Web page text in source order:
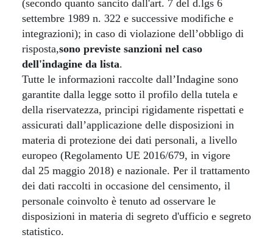
(secondo quanto sancito dall'art. 7 del d.lgs 6
settembre 1989 n. 322 e successive modifiche e
integrazioni); in caso di violazione dell’obbligo di
risposta,sono previste sanzioni nel caso
dell'indagine da lista.
Tutte le informazioni raccolte dall’Indagine sono
garantite dalla legge sotto il profilo della tutela e
della riservatezza, principi rigidamente rispettati e
assicurati dall’applicazione delle disposizioni in
materia di protezione dei dati personali, a livello
europeo (Regolamento UE 2016/679, in vigore
dal 25 maggio 2018) e nazionale. Per il trattamento
dei dati raccolti in occasione del censimento, il
personale coinvolto è tenuto ad osservare le
disposizioni in materia di segreto d'ufficio e segreto
statistico.